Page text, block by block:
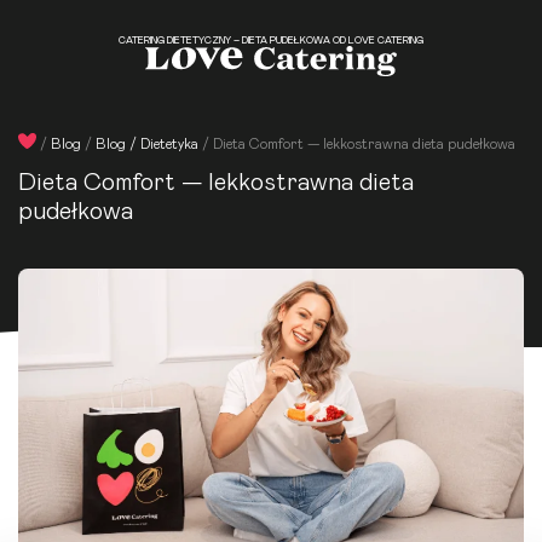
CATERING DIETETYCZNY – DIETA PUDEŁKOWA OD LOVE CATERING
/ Blog / Blog / Dietetyka / Dieta Comfort — lekkostrawna dieta pudełkowa
Dieta Comfort — lekkostrawna dieta
pudełkowa